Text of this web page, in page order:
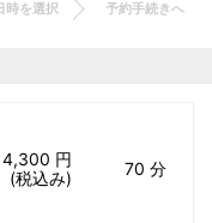
時を選択 予約手続きへ
円
(税込み)
70 分